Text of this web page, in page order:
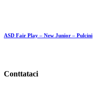
ASD Fair Play – New Junior – Pulcini
Conttataci